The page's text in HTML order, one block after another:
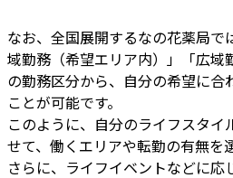
なお、全国展開するなの花薬局
域勤務（希望エリア内）」「広域
の勤務区分から、自分の希望に
ことが可能です。
このように、自分のライフスタイ
せて、働くエリアや転勤の有無を
さらに、ライフイベントなどに応